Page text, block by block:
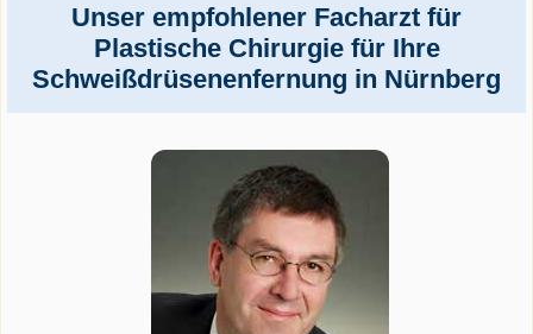
Unser empfohlener Facharzt für
Plastische Chirurgie für Ihre
Schweißdrüsenenfernung in Nürnberg